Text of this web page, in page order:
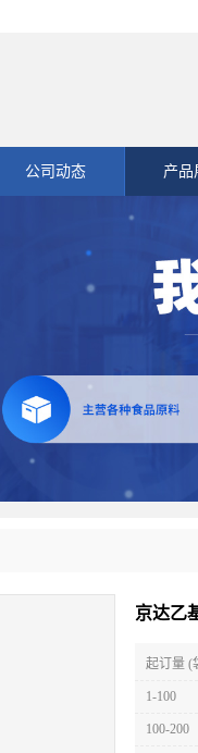
公司动态 产品
京达乙
起订量 (
1-100
100-200